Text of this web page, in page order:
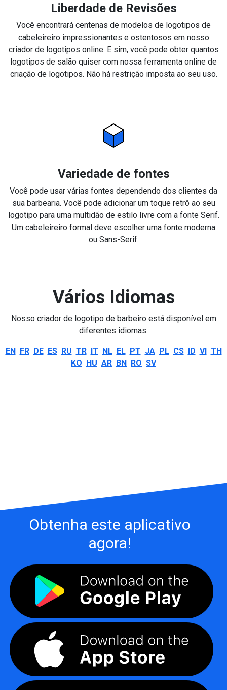
Liberdade de Revisões
Você encontrará centenas de modelos de logotipos de
cabeleireiro impressionantes e ostentosos em nosso
criador de logotipos online. E sim, você pode obter quantos
logotipos de salão quiser com nossa ferramenta online de
criação de logotipos. Não há restrição imposta ao seu uso.
Variedade de fontes
Você pode usar várias fontes dependendo dos clientes da
sua barbearia. Você pode adicionar um toque retrô ao seu
logotipo para uma multidão de estilo livre com a fonte Serif.
Um cabeleireiro formal deve escolher uma fonte moderna
ou Sans-Serif.
Vários Idiomas
Nosso criador de logotipo de barbeiro está disponível em
diferentes idiomas:
EN FR DE ES RU TR IT NL EL PT JA PL CS ID VI TH
KO HU AR BN RO SV
Obtenha este aplicativo
agora!